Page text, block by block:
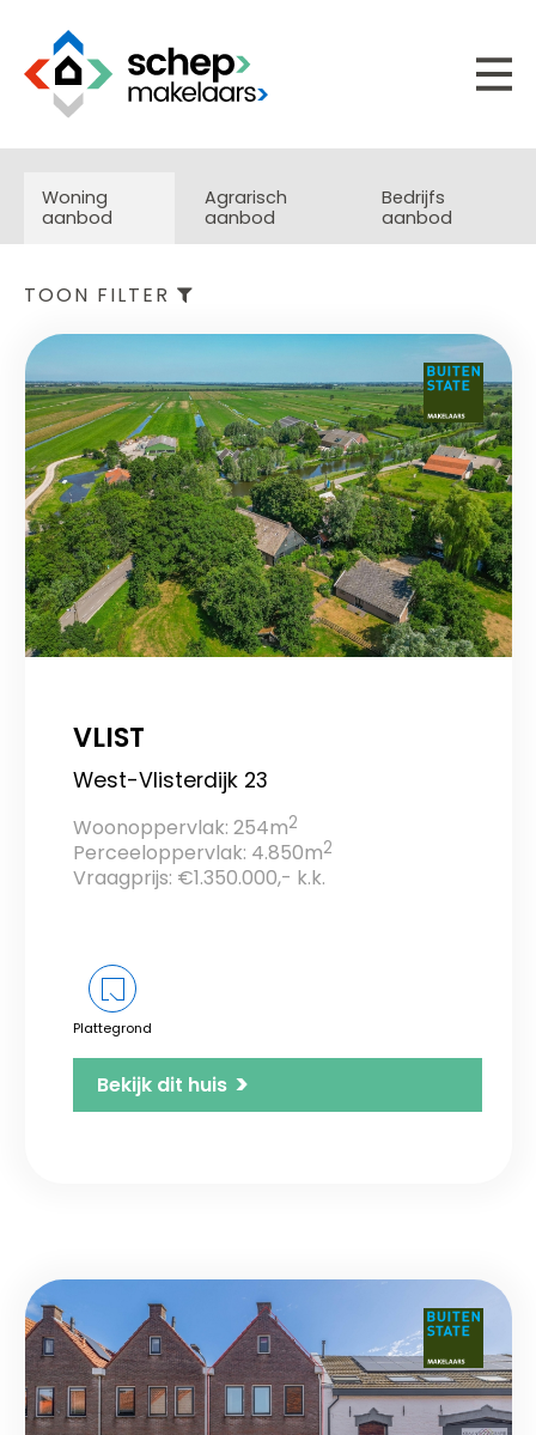
Woning
aanbod
Agrarisch
aanbod
Bedrijfs
aanbod
TOON FILTER
VLIST
West-Vlisterdijk 23
Woonoppervlak: 254m2
Perceeloppervlak: 4.850m2
Vraagprijs: €1.350.000,- k.k.
Plattegrond
Bekijk dit huis >